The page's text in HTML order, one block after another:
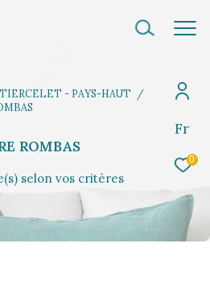
Fr
0
- PAYS-HAUT
ROMBAS
selon vos critères
recherche
correspond à vos